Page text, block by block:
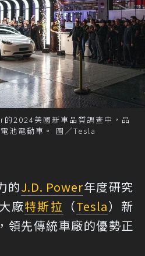
2024美國新車品質調查中，品
池電動車。 圖／Tesla
的J.D. Power年度研究
廠特斯拉 （Tesla）新
領先傳統車廠的優勢正